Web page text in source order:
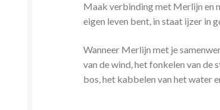
Maak verbinding met Merlijn en
eigen leven bent, in staat ijzer in
Wanneer Merlijn met je
van de wind, het fonkelen van de
bos, het kabbelen van het water